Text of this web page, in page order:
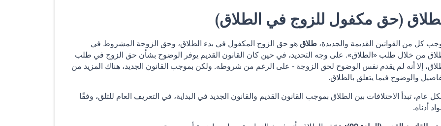
(حق مكفول للزوج في الطلاق)
كل من القوانين القديمة والجديدة،طلاقهو حق الزوج المكفول في بدء الطلاق، وحق الزوجة المشروط في
من خلال طلب «الطلاق». على وجه التحديد، في حين كان القانون القديم يوفر الوضوح بشأن حق الزوج في طلب
إلا أنه لم يقدم نفس الوضوح لحق الزوجة - على الرغم من شروطه. ولكن بموجب القانون الجديد، هناك المزيد من
والوضوح فيما يتعلق بالطلاق.
عام، تبدأ الاختلافات بين الطلاق بموجب القانون القديم والقانون الجديد في البداية، في التعريف العام للتلق، وفقًا
أدناه.